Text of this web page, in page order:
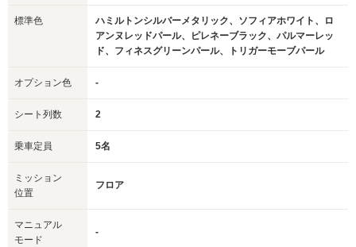
標準色
ハミルトンシルバーメタリック、ソフィアホワイト、ロ
アンヌレッドパール、ピレネーブラック、パルマーレッ
ド、フィネスグリーンパール、トリガーモーブパール
オプション色 -
シート列数 2
乗車定員 5名
ミッション
位置
フロア
マニュアル
モード
-